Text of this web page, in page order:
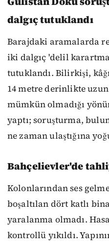
dalgıç tutuklandı
Barajdaki aramalarda
iki dalgıç 'delil
tutuklandı. Bilirkişi,
14 metre derinlikte uzun
mümkün olmadığı
yaptı; soruşturma,
ne zaman ulaştığına
Bahçelievler'de
Kolonlarından ses
boşaltılan dört katlı
yaralanma olmadı.
kontrollü yıkıldı.